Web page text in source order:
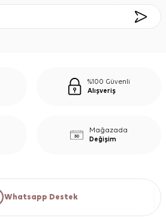
%100 Güvenli
Alışveriş
Mağazada
Değişim
Whatsapp Destek